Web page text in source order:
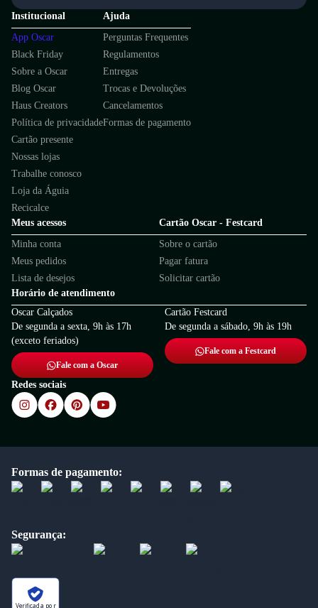
Institucional
App Oscar
Black Friday
Sobre a Oscar
Blog Oscar
Haus Creators
Política de privacidade
Cartão presente
Nossas lojas
Trabalhe conosco
Loja da Águia
Recicalce
Ajuda
Perguntas Frequentes
Regulamentos
Entregas
Trocas e Devoluções
Cancelamentos
Formas de pagamento
Meus acessos
Minha conta
Meus pedidos
Lista de desejos
Cartão Oscar - Festcard
Sobre o cartão
Pagar fatura
Solicitar cartão
Horário de atendimento
Oscar Calçados
De segunda a sexta, 9h às 17h
(exceto feriados)
Fale com a Oscar
Cartão Festcard
De segunda a sábado, 9h às 19h
Fale com a Festcard
Redes sociais
Formas de pagamento:
Segurança:
Verificada por